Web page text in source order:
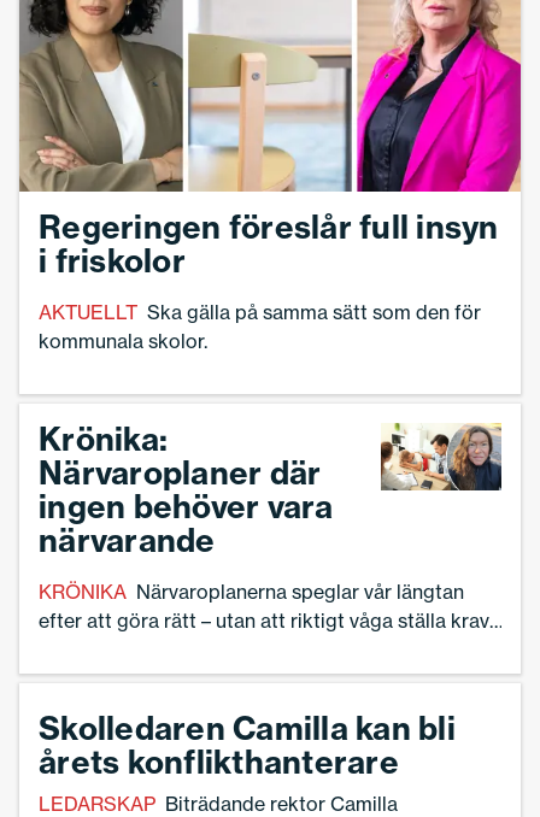
Regeringen föreslår full insyn
i friskolor
AKTUELLT Ska gälla på samma sätt som den för
kommunala skolor.
Krönika:
Närvaroplaner där
ingen behöver vara
närvarande
KRÖNIKA Närvaroplanerna speglar vår längtan
efter att göra rätt – utan att riktigt våga ställa krav,
Skolledaren Camilla kan bli
årets konflikthanterare
LEDARSKAP Biträdande rektor Camilla